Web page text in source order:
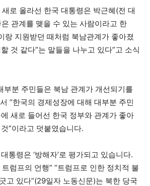
로 올라선 한국 대통령은 박근혜(전 대
관계를 맺을 수 있는 사람이라고 한
랑 지원받던 때처럼 북남관계가 좋아졌
것 같다”는 말들을 나누고 있다”고 소식
부분 주민들은 북남 관계가 개선되기를
“한국의 경제성장에 대해 대부분 주민
새로 들어선 한국 정부와 관계가 좋아
”이라고 덧붙였습니다.
통령은 ‘방해자’로 평가되고 있습니다.
럼프의 언행” “트럼프로 인한 정치적 불
고 있다”(29일자 노동신문)는 북한 당국